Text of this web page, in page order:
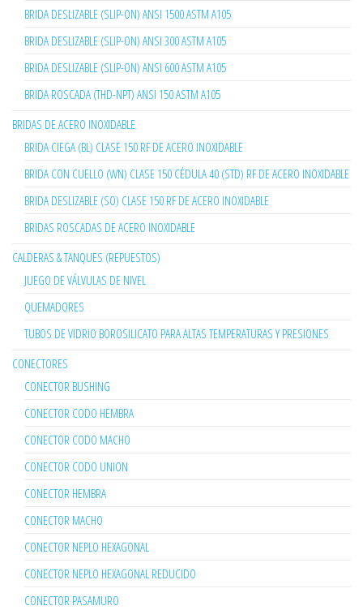
BRIDA DESLIZABLE (SLIP-ON) ANSI 1500 ASTM A105
BRIDA DESLIZABLE (SLIP-ON) ANSI 300 ASTM A105
BRIDA DESLIZABLE (SLIP-ON) ANSI 600 ASTM A105
BRIDA ROSCADA (THD-NPT) ANSI 150 ASTM A105
BRIDAS DE ACERO INOXIDABLE
BRIDA CIEGA (BL) CLASE 150 RF DE ACERO INOXIDABLE
BRIDA CON CUELLO (WN) CLASE 150 CÉDULA 40 (STD) RF DE ACERO INOXIDABLE
BRIDA DESLIZABLE (SO) CLASE 150 RF DE ACERO INOXIDABLE
BRIDAS ROSCADAS DE ACERO INOXIDABLE
CALDERAS & TANQUES (REPUESTOS)
JUEGO DE VÁLVULAS DE NIVEL
QUEMADORES
TUBOS DE VIDRIO BOROSILICATO PARA ALTAS TEMPERATURAS Y PRESIONES
CONECTORES
CONECTOR BUSHING
CONECTOR CODO HEMBRA
CONECTOR CODO MACHO
CONECTOR CODO UNION
CONECTOR HEMBRA
CONECTOR MACHO
CONECTOR NEPLO HEXAGONAL
CONECTOR NEPLO HEXAGONAL REDUCIDO
CONECTOR PASAMURO